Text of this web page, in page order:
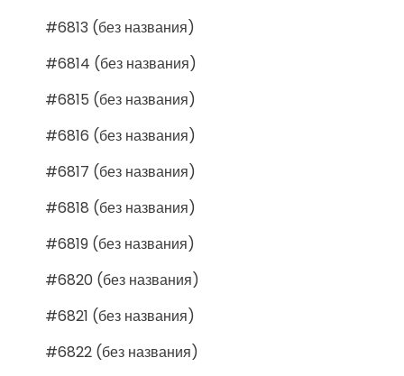
#6813 (без названия)
#6814 (без названия)
#6815 (без названия)
#6816 (без названия)
#6817 (без названия)
#6818 (без названия)
#6819 (без названия)
#6820 (без названия)
#6821 (без названия)
#6822 (без названия)